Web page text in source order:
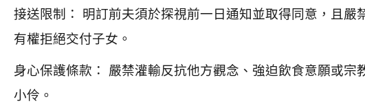
接送限制： 明訂前夫須於探視前一日通知並取得同意，且
有權拒絕交付子女。
身心保護條款： 嚴禁灌輸反抗他方觀念、強迫飲食意願或
小伶。